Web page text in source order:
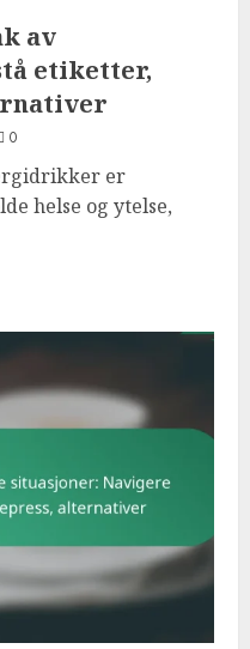
av
etiketter,
0
er
helse og ytelse,